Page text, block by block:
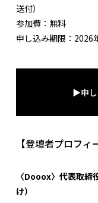
送付）
参加費：無料
申し込み期限：2026
▶申し
【登壇者プロフィ
〈Dooox〉代表取
け）